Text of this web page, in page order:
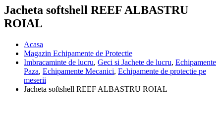
Jacheta softshell REEF ALBASTRU
ROIAL
Acasa
Magazin Echipamente de Protectie
Imbracaminte de lucru, Geci si Jachete de lucru, Echipamente
Paza, Echipamente Mecanici, Echipamente de protectie pe
meserii
Jacheta softshell REEF ALBASTRU ROIAL